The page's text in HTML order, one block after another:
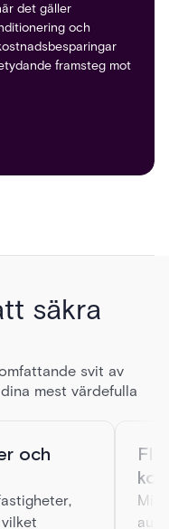
det gäller
och
framsteg mot
det möjligt för dem
och
Det är
säkerhetssystem
säkra
svit av
mest värdefulla
och